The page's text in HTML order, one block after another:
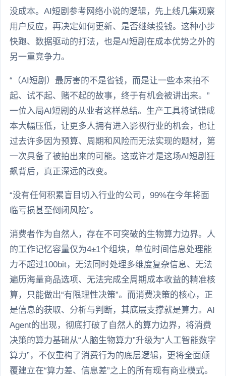
没成本。AI短剧参考网络小说的逻辑，先上线几集观察
用户反应，再决定如何更新、是否继续投钱。这种小步
快跑、数据驱动的打法，也是AI短剧在成本优势之外的
另一重竞争力。
“（AI短剧）最厉害的不是省钱，而是让一些本来拍不
起、试不起、赌不起的故事，终于有机会被讲出来。”
一位入局AI短剧的从业者这样总结。生产工具将试错成
本大幅压低，让更多人拥有进入影视行业的机会，也让
过去许多因为预算、周期和风险而无法实现的题材，第
一次具备了被拍出来的可能。这或许才是这场AI短剧狂
飙背后，真正深远的改变。
“没有任何积累盲目切入行业的公司，99%在今年将面
临亏损甚至倒闭风险”。
消费者作为自然人，存在不可突破的生物算力边界。人
的工作记忆容量仅为4±1个组块，单位时间信息处理能
力不超过100bit，无法同时处理多维度复杂信息、无法
遍历海量商品选项、无法完成全周期成本收益的精准核
算，只能做出“有限理性决策”。而消费决策的核心，正
是信息的获取、分析与判断，其底层支撑就是算力。AI
Agent的出现，彻底打破了自然人的算力边界，将消费
决策的算力基础从“人脑生物算力”升级为“人工智能数字
算力”，不仅重构了消费行为的底层逻辑，更将全面颠
覆建立在“算力差、信息差”之上的所有现有商业模式。